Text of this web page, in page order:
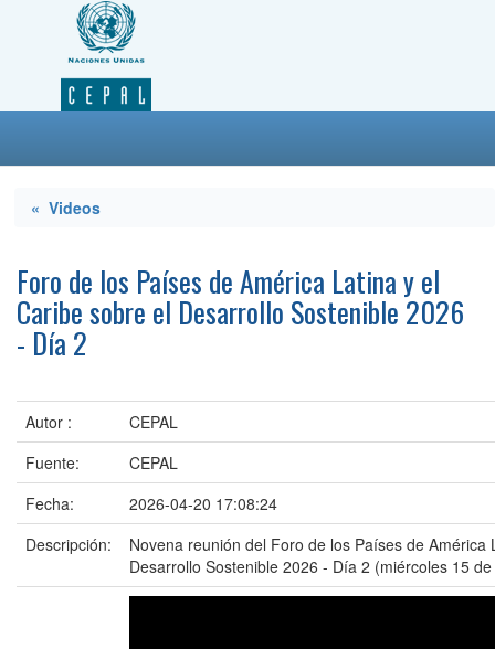
« Videos
Foro de los Países de América Latina y el
Caribe sobre el Desarrollo Sostenible 2026
- Día 2
Autor :
CEPAL
Fuente:
CEPAL
Fecha:
2026-04-20 17:08:24
Descripción:
Novena reunión del Foro de los Países de América
Desarrollo Sostenible 2026 - Día 2 (miércoles 15